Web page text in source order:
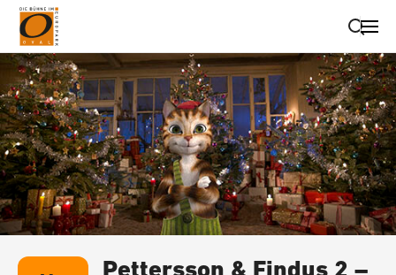
Suche schließen
Wegbeschreibung erhalten